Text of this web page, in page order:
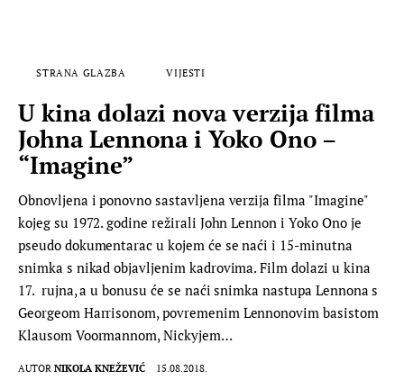
STRANA GLAZBA VIJESTI
U kina dolazi nova verzija filma
Johna Lennona i Yoko Ono –
“Imagine”
Obnovljena i ponovno sastavljena verzija filma "Imagine"
kojeg su 1972. godine režirali John Lennon i Yoko Ono je
pseudo dokumentarac u kojem će se naći i 15-minutna
snimka s nikad objavljenim kadrovima. Film dolazi u kina
17. rujna, a u bonusu će se naći snimka nastupa Lennona s
Georgeom Harrisonom, povremenim Lennonovim basistom
Klausom Voormannom, Nickyjem…
AUTOR NIKOLA KNEŽEVIĆ 15.08.2018.